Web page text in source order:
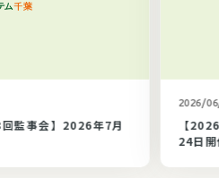
監事会】2026年7月
2026/
【
24日